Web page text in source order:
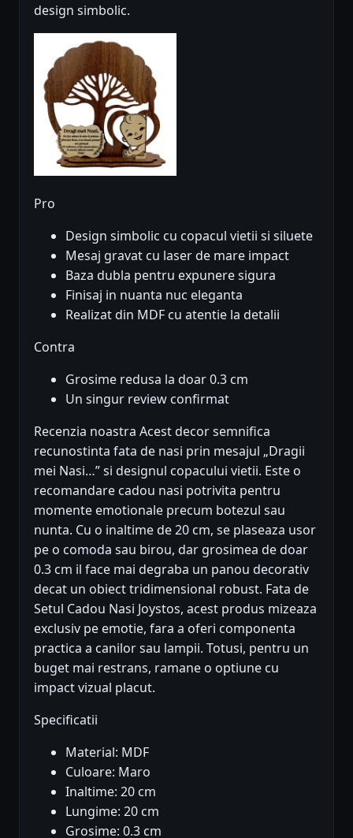
design simbolic.
Pro
Design simbolic cu copacul vietii si siluete
Mesaj gravat cu laser de mare impact
Baza dubla pentru expunere sigura
Finisaj in nuanta nuc eleganta
Realizat din MDF cu atentie la detalii
Contra
Grosime redusa la doar 0.3 cm
Un singur review confirmat
Recenzia noastra Acest decor semnifica
recunostinta fata de nasi prin mesajul „Dragii
mei Nasi…” si designul copacului vietii. Este o
recomandare cadou nasi potrivita pentru
momente emotionale precum botezul sau
nunta. Cu o inaltime de 20 cm, se plaseaza usor
pe o comoda sau birou, dar grosimea de doar
0.3 cm il face mai degraba un panou decorativ
decat un obiect tridimensional robust. Fata de
Setul Cadou Nasi Joystos, acest produs mizeaza
exclusiv pe emotie, fara a oferi componenta
practica a canilor sau lampii. Totusi, pentru un
buget mai restrans, ramane o optiune cu
impact vizual placut.
Specificatii
Material: MDF
Culoare: Maro
Inaltime: 20 cm
Lungime: 20 cm
Grosime: 0.3 cm